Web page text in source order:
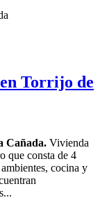
Torrijo de
Cañada. Vivienda
que consta de 4
cocina y